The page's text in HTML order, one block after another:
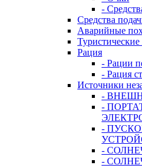
-
Средства
Аварийные
Рация
- Рации
- Рация
Источники
-
-
-
-
-